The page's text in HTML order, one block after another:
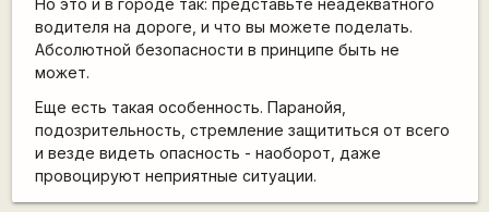
Но это и в городе так: представьте неадекватного
водителя на дороге, и что вы можете поделать.
Абсолютной безопасности в принципе быть не
может.
Еще есть такая особенность. Паранойя,
подозрительность, стремление защититься от всего
и везде видеть опасность - наоборот, даже
провоцируют неприятные ситуации.